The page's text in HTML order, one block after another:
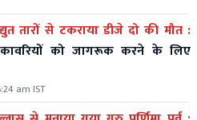
सीतापुर में विद्युत तारों से टकराया डीजे दो की मौत :
को जागरूक करने के लिए
am IST